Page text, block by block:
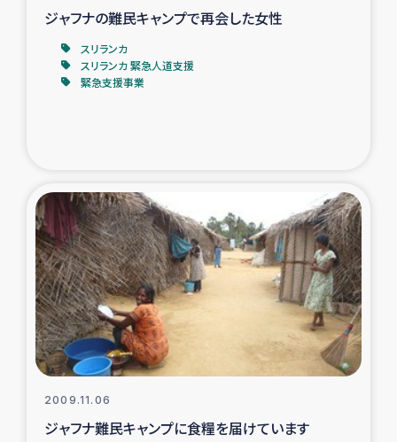
ガザ人道支援
令和6年能登半島地震 緊急支援
タイ国境ミャンマー移民子ども支援
漁民によるマングローブ植林活動
レバノンでのシリア難民への食糧・越冬支援
レバノンにおける緊急支援
レバノンでのシリア難民・レバノン人への農業支援
ジャフナの難民キャンプで再会した女性
スリランカ
スリランカ 緊急人道支援
緊急支援事業
2009.11.06
ジャフナ難民キャンプに食糧を届けています